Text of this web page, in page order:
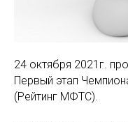
24 октября 2021г.
Первый этап
(Рейтинг МФТС).